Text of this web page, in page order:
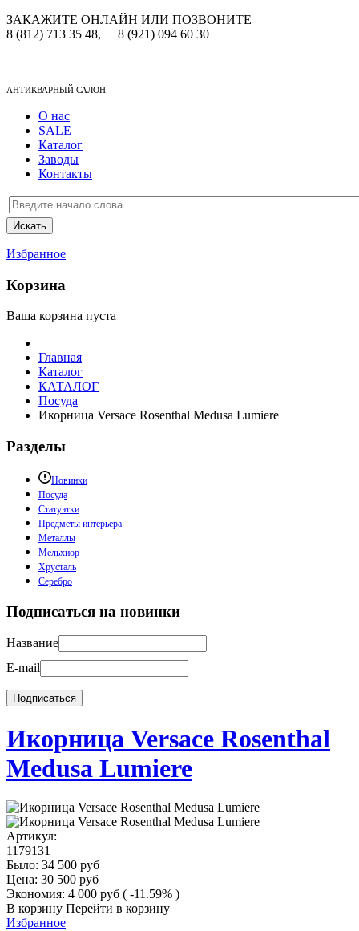
ЗАКАЖИТЕ ОНЛАЙН ИЛИ ПОЗВОНИТЕ
8 (812) 713 35 48,
8 (921) 094 60 30
АНТИКВАРНЫЙ САЛОН
О нас
SALE
Каталог
Заводы
Контакты
Избранное
Корзина
Ваша корзина пуста
Главная
Каталог
КАТАЛОГ
Посуда
Икорница Versace Rosenthal Medusa Lumiere
Разделы
Новинки
Посуда
Статуэтки
Предметы интерьера
Металлы
Мельхиор
Хрусталь
Серебро
Подписаться на новинки
Название
E-mail
Икорница Versace Rosenthal
Medusa Lumiere
Артикул:
1179131
Было: 34 500 руб
Цена: 30 500 руб
Экономия: 4 000 руб ( -11.59% )
В корзину Перейти в корзину
Избранное